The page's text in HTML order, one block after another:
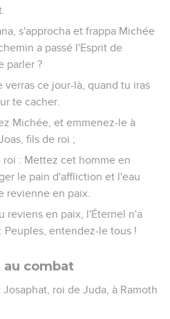
s'approcha et frappa Michée
a passé l'Esprit de
parler ?
ce jour-là, quand tu iras
te cacher.
Michée, et emmenez-le à
fils de roi ;
: Mettez cet homme en
le pain d'affliction et l'eau
revienne en paix.
reviens en paix, l'Éternel n'a
Peuples, entendez-le tous !
au combat
roi de Juda, à Ramoth